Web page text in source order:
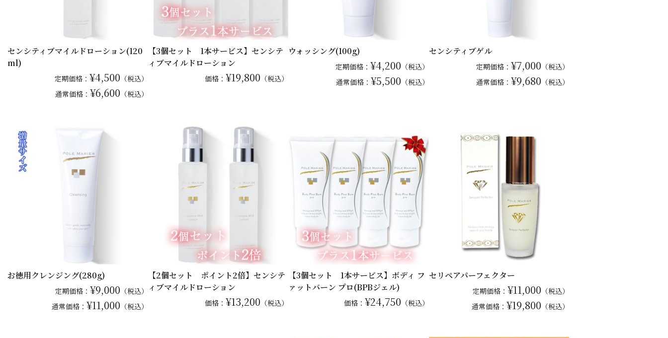
センシティブマイルドローション(120
ml)
定期価格： ¥4,500 （税込）
通常価格： ¥6,600 （税込）
【3個セット 1本サービス】センシテ
ィブマイルドローション
価格： ¥19,800 （税込）
ウォッシング(100g)
定期価格： ¥4,200 （税込）
通常価格： ¥5,500 （税込）
センシティブゲル
定期価格： ¥7,000 （税込）
通常価格： ¥9,680 （税込）
お徳用クレンジング(280g)
定期価格： ¥9,000 （税込）
通常価格： ¥11,000 （税込）
【2個セット ポイント2倍】センシテ
ィブマイルドローション
価格： ¥13,200 （税込）
【3個セット 1本サービス】ボディ フ
ァットバーン プロ(BPBジェル)
価格： ¥24,750 （税込）
セリペアパーフェクター
定期価格： ¥11,000 （税込）
通常価格： ¥19,800 （税込）